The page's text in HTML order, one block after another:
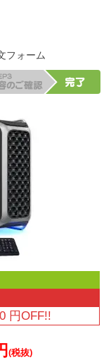
フォーム
円OFF!!
(税抜)